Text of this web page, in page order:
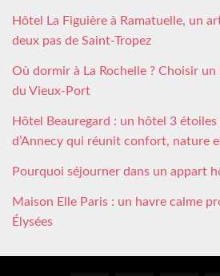
Hôtel La Figuière à Ramatuelle, un
deux pas de Saint-Tropez
Où dormir à La Rochelle ? Choisir
du Vieux-Port
Hôtel Beauregard : un hôtel 3
d’Annecy qui réunit confort, nature
Pourquoi séjourner dans un appart
Maison Elle Paris : un havre calme
Élysées